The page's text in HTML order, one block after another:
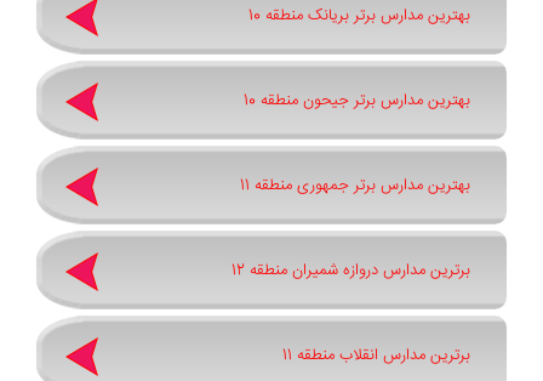
بهترین مدارس برتر بریانک منطقه 10
بهترین مدارس برتر جیحون منطقه 10
بهترین مدارس برتر جمهوری منطقه 11
برترین مدارس دروازه شمیران منطقه 12
برترین مدارس انقلاب منطقه 11